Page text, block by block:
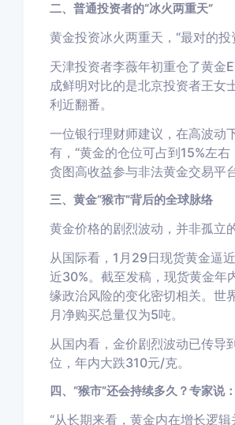
二、普通投资者的“冰火两重天”
黄金投资冰火两重天，“最对的投
天津投资者李薇年初重仓了黄金
成鲜明对比的是北京投资者王女
利近翻番。
一位银行理财师建议，在高波动
有，“黄金的仓位可占到15%左
贪图高收益参与非法黄金交易平台
三、黄金“猴市”背后的全球脉络
黄金价格的剧烈波动，并非孤立
从国际看，1月29日现货黄金逼
近30%。截至发稿，现货黄金年
缘政治风险的变化密切相关。世
月净购买总量仅为5吨。
从国内看，金价剧烈波动已传
位，年内大跌310元/克。
四、“猴市”还会持续多久？专家说
“从长期来看，黄金内在增长逻